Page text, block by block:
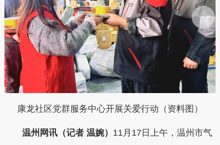
康龙社区党群服务中心开展关爱行动（资料图）
温州网讯（记者 温婉） 11月17日上午，温州市气